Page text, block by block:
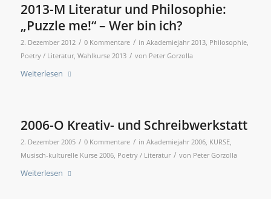
2013-M Literatur und Philosophie:
„Puzzle me!“ – Wer bin ich?
2. Dezember 2012 / 0 Kommentare / in Akademiejahr 2013, Philosophie,
Poetry / Literatur, Wahlkurse 2013 / von Peter Gorzolla
Weiterlesen
2006-O Kreativ- und Schreibwerkstatt
2. Dezember 2005 / 0 Kommentare / in Akademiejahr 2006, KURSE,
Musisch-kulturelle Kurse 2006, Poetry / Literatur / von Peter Gorzolla
Weiterlesen